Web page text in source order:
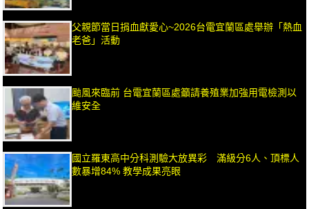
父親節當日捐血獻愛心~2026台電宜蘭區處舉辦「熱血
老爸」活動
颱風來臨前 台電宜蘭區處籲請養殖業加強用電檢測以
維安全
國立羅東高中分科測驗大放異彩 滿級分6人、頂標人
數暴增84% 教學成果亮眼